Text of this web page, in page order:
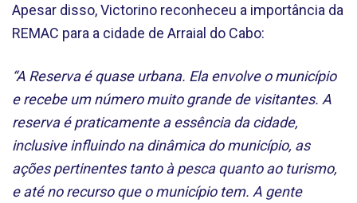
Apesar disso, Victorino reconheceu a importância da
REMAC para a cidade de Arraial do Cabo:
“A Reserva é quase urbana. Ela envolve o município
e recebe um número muito grande de visitantes. A
reserva é praticamente a essência da cidade,
inclusive influindo na dinâmica do município, as
ações pertinentes tanto à pesca quanto ao turismo,
e até no recurso que o município tem. A gente